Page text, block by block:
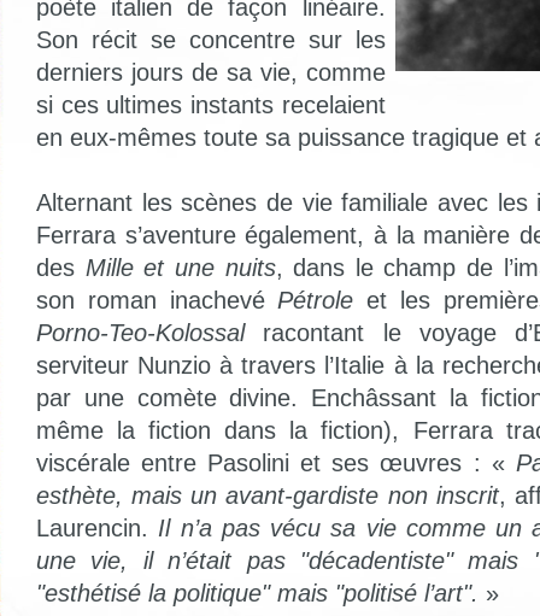
poète italien de façon linéaire.
Son récit se concentre sur les
derniers jours de sa vie, comme
si ces ultimes instants recelaient
en eux-mêmes toute sa puissance tragique et
Alternant les scènes de vie familiale avec les
Ferrara s’aventure également, à la manière
des Mille et une nuits, dans le champ de
son roman inachevé Pétrole et les
Porno-Teo-Kolossal racontant le voyage
serviteur Nunzio à travers l’Italie à la
par une comète divine. Enchâssant la
même la fiction dans la fiction), Ferrara
viscérale entre Pasolini et ses œuvres : «
esthète, mais un avant-gardiste non inscrit,
Laurencin. Il n’a pas vécu sa vie comme un
une vie, il n’était pas "décadentiste" mais
"esthétisé la politique" mais "politisé l’art". »